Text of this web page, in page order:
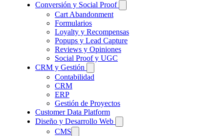
Conversión y Social Proof
Cart Abandonment
Formularios
Loyalty y Recompensas
Popups y Lead Capture
Reviews y Opiniones
Social Proof y UGC
CRM y Gestión
Contabilidad
CRM
ERP
Gestión de Proyectos
Customer Data Platform
Diseño y Desarrollo Web
CMS